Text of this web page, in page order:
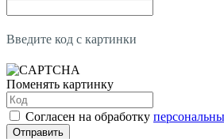
Введите код с картинки
Поменять картинку
Согласен на обработку
Отправить